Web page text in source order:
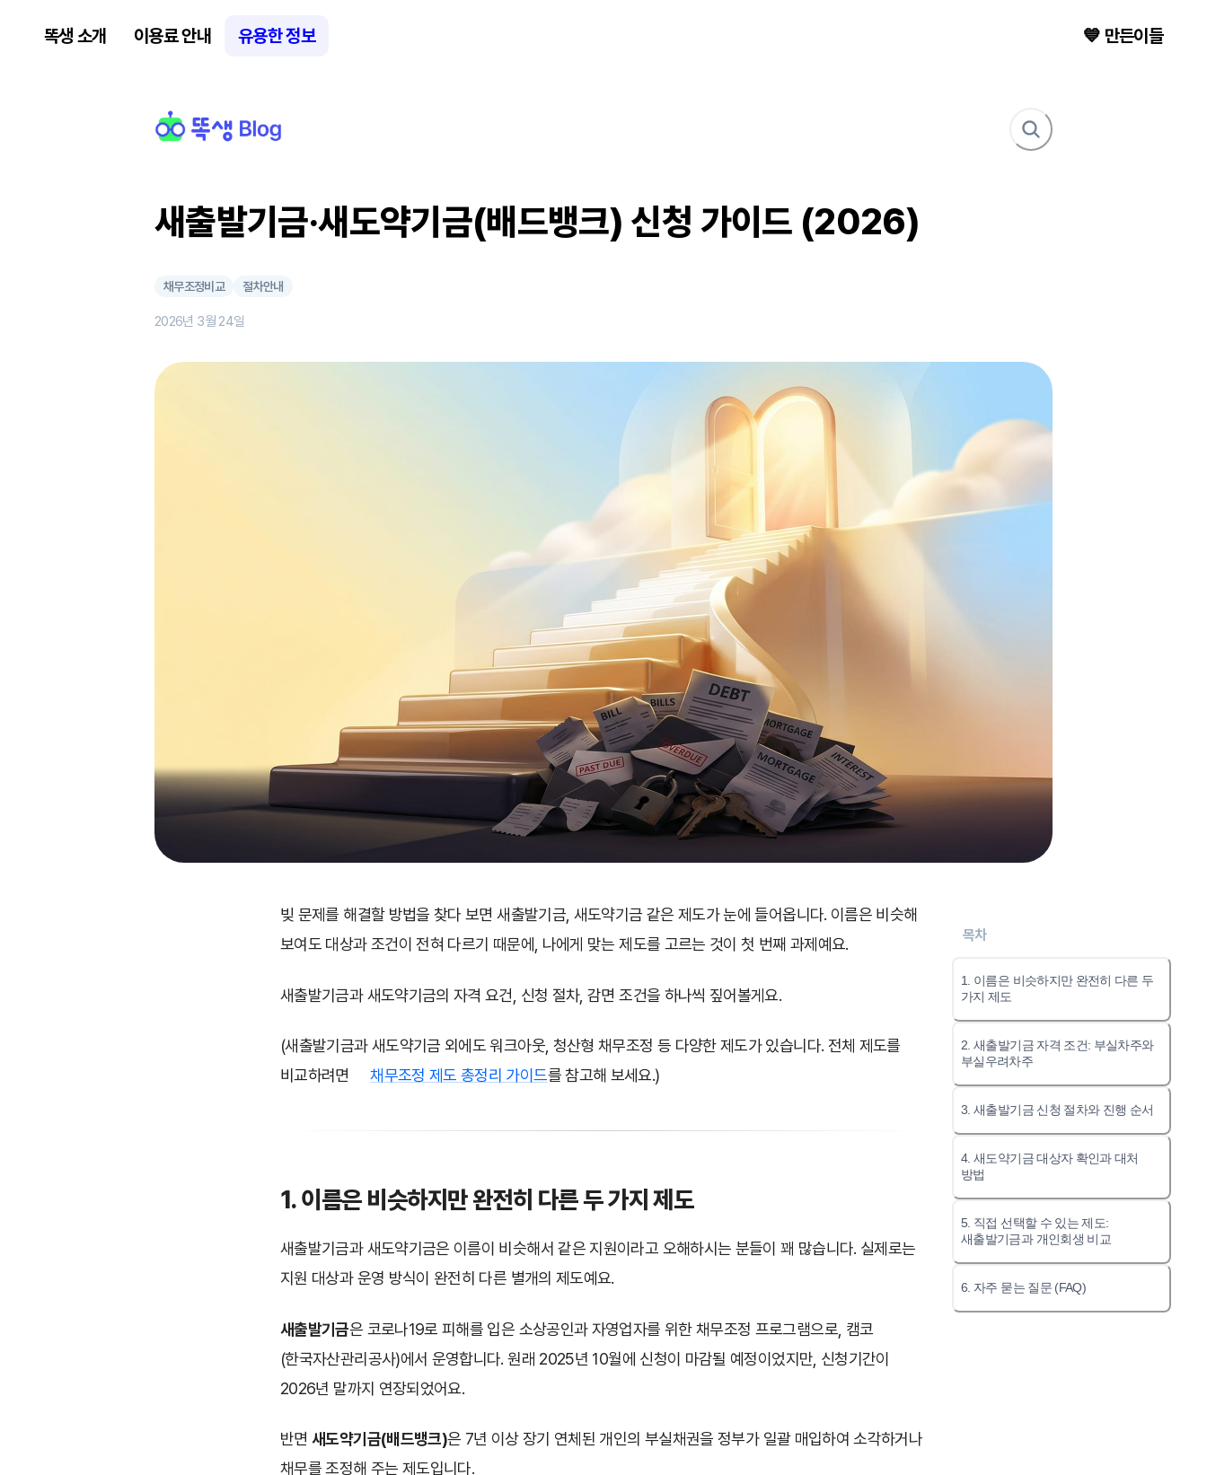
똑생 소개 이용료 안내 유용한 정보 💙 만든이들
새출발기금·새도약기금(배드뱅크) 신청 가이드 (2026)
채무조정비교 절차안내
2026년 3월 24일
빚 문제를 해결할 방법을 찾다 보면 새출발기금, 새도약기금 같은 제도가 눈에 들어옵니다. 이름은 비슷해
보여도 대상과 조건이 전혀 다르기 때문에, 나에게 맞는 제도를 고르는 것이 첫 번째 과제예요.
새출발기금과 새도약기금의 자격 요건, 신청 절차, 감면 조건을 하나씩 짚어볼게요.
(새출발기금과 새도약기금 외에도 워크아웃, 청산형 채무조정 등 다양한 제도가 있습니다. 전체 제도를
비교하려면
채무조정 제도 총정리 가이드를 참고해 보세요.)
1. 이름은 비슷하지만 완전히 다른 두 가지 제도
새출발기금과 새도약기금은 이름이 비슷해서 같은 지원이라고 오해하시는 분들이 꽤 많습니다. 실제로는
지원 대상과 운영 방식이 완전히 다른 별개의 제도예요.
새출발기금은 코로나19로 피해를 입은 소상공인과 자영업자를 위한 채무조정 프로그램으로, 캠코
(한국자산관리공사)에서 운영합니다. 원래 2025년 10월에 신청이 마감될 예정이었지만, 신청기간이
2026년 말까지 연장되었어요.
반면새도약기금(배드뱅크)은 7년 이상 장기 연체된 개인의 부실채권을 정부가 일괄 매입하여 소각하거나
채무를 조정해 주는 제도입니다.
목차
1. 이름은 비슷하지만 완전히 다른 두
가지 제도
2. 새출발기금 자격 조건: 부실차주와
부실우려차주
3. 새출발기금 신청 절차와 진행 순서
4. 새도약기금 대상자 확인과 대처
방법
5. 직접 선택할 수 있는 제도:
새출발기금과 개인회생 비교
6. 자주 묻는 질문 (FAQ)